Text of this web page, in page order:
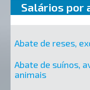
Salários por
Abate de reses,
Abate de suínos,
animais